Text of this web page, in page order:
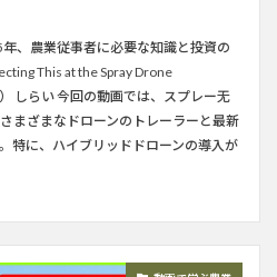
、農業従事者に必要な知識と投資の
This at the Spray Drone
しらい 今回の動画では、スプレー无
まざまなドローンのトレーラーと最新
特に、ハイブリッドドローンの導入が